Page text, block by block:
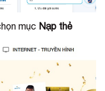
mục Nạp thẻ